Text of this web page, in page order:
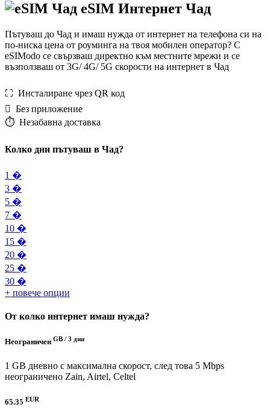
eSIM Интернет Чад
Пътуваш до Чад и имаш нужда от интернет на телефона си на
по-ниска цена от роуминга на твоя мобилен оператор? С
eSIModo се свързваш директно към местните мрежи и се
възползваш от 3G/ 4G/ 5G скорости на интернет в Чад
⛶️️ Инсталиране чрез QR код
️ Без приложение
⏱️️ Незабавна доставка
Колко дни пътуваш в Чад?
1 �
3 �
5 �
7 �
10 �
15 �
20 �
25 �
30 �
+ повече опции
От колко интернет имаш нужда?
Неограничен GB / 3 дни
1 GB дневно с максимална скорост, след това 5 Mbps
неограничено Zain, Airtel, Celtel
65.35 EUR